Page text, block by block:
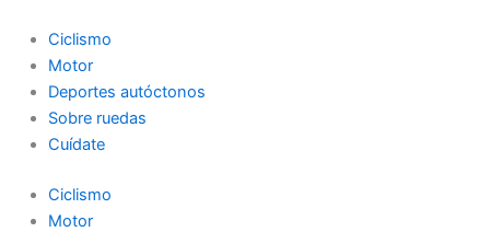
contenido
Ciclismo
Motor
Deportes autóctonos
Sobre ruedas
Cuídate
Ciclismo
Motor